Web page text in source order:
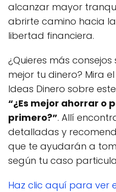
alcanzar mayor
abrirte camino hacia
libertad financiera.
¿Quieres más
mejor tu dinero? Mira
Ideas Dinero sobre
“¿Es mejor ahorrar o
primero?”. Allí
detalladas y
que te ayudarán a
según tu caso
Haz clic aquí para ver